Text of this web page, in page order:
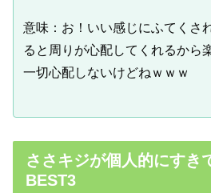
意味：お！いい感じにふてくさ
ると周りが心配してくれるから
一切心配しないけどねｗｗｗ
ささキジが個人的にすき
BEST3